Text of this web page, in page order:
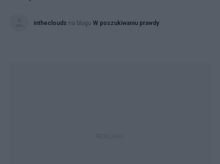
intheclouds na blogu W poszukiwaniu prawdy